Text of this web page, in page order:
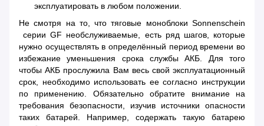
эксплуатировать в любом положении.
Не смотря на то, что тяговые моноблоки Sonnenschein
серии GF необслуживаемые, есть ряд шагов, которые
нужно осуществлять в определённый период времени во
избежание уменьшения срока службы АКБ. Для того
чтобы АКБ прослужила Вам весь свой эксплуатационный
срок, необходимо использовать ее согласно инструкции
по применению. Обязательно обратите внимание на
требования безопасности, изучив источники опасности
таких батарей. Например, содержать такую батарею